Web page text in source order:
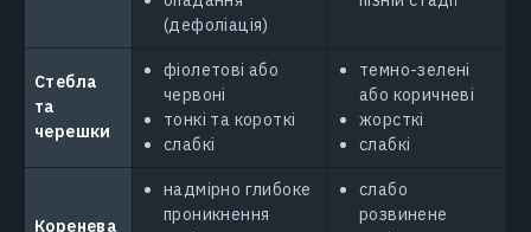
(дефоліація)
Стебла
та
черешки
фіолетові або
червоні
тонкі та короткі
слабкі
темно-зелені
або коричневі
жорсткі
слабкі
Коренева
надмірно глибоке
проникнення
слабо
розвинене